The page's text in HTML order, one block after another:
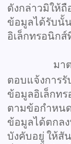
ดังกล่าวมิให้
ข้อมูลได้รับนั้
อิเล็กทรอนิก
มา
ตอบแจ้งการรั
ข้อมูลอิเล็กท
ตามข้อกำหน
ข้อมูลได้ตกล
บังคับอยู่ ให้สั